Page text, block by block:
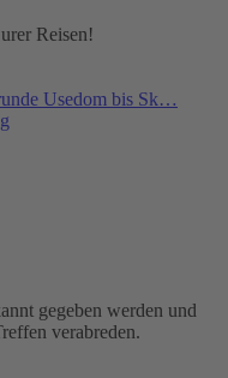
Reisen!
Usedom bis Sk…
gegeben werden und
verabreden.